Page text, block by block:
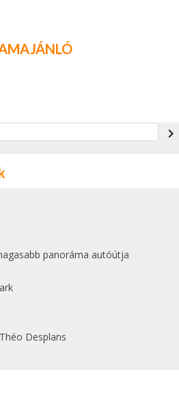
navigate_next
panoráma autóútja
Desplans